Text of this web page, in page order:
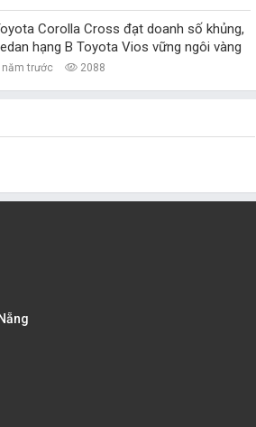
Corolla Cross đạt doanh số khủng,
hạng B Toyota Vios vững ngôi vàng
năm trước 2088